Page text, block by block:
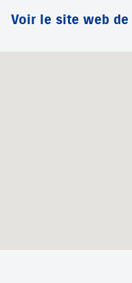
Voir le site web